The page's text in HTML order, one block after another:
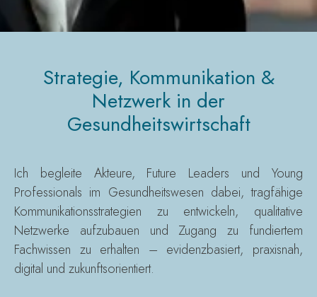
Strategie, Kommuni­kation &
Netzwerk in der
Gesundheitswirtschaft
Ich begleite Akteure, Future Leaders und Young
Professionals im Gesundheitswesen dabei, tragfähige
Kommunikationsstrategien zu entwickeln, qualitative
Netzwerke aufzubauen und Zugang zu fundiertem
Fachwissen zu erhalten – evidenzbasiert, praxisnah,
digital und zukunftsorientiert.